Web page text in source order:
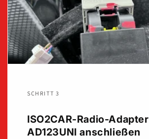
SCHRITT 3
ISO2CAR-Radio-Adapter
AD123UNI anschließen